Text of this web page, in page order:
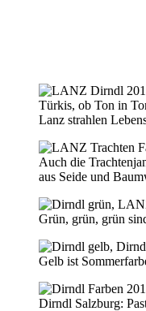
Türkis, ob Ton in
Lanz strahlen
Auch die
aus Seide und
Grün, grün, grün
Gelb ist
Dirndl Salzburg: